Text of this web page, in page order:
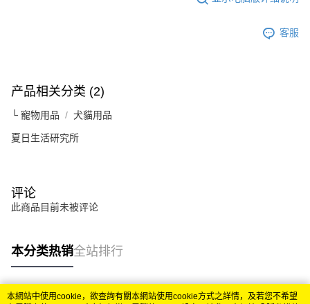
客服
产品相关分类 (2)
└ 寵物用品 犬貓用品
夏日生活研究所
评论
此商品目前未被评论
本分类热销全站排行
本網站中使用cookie，欲查詢有關本網站使用cookie方式之詳情，及若您不希望